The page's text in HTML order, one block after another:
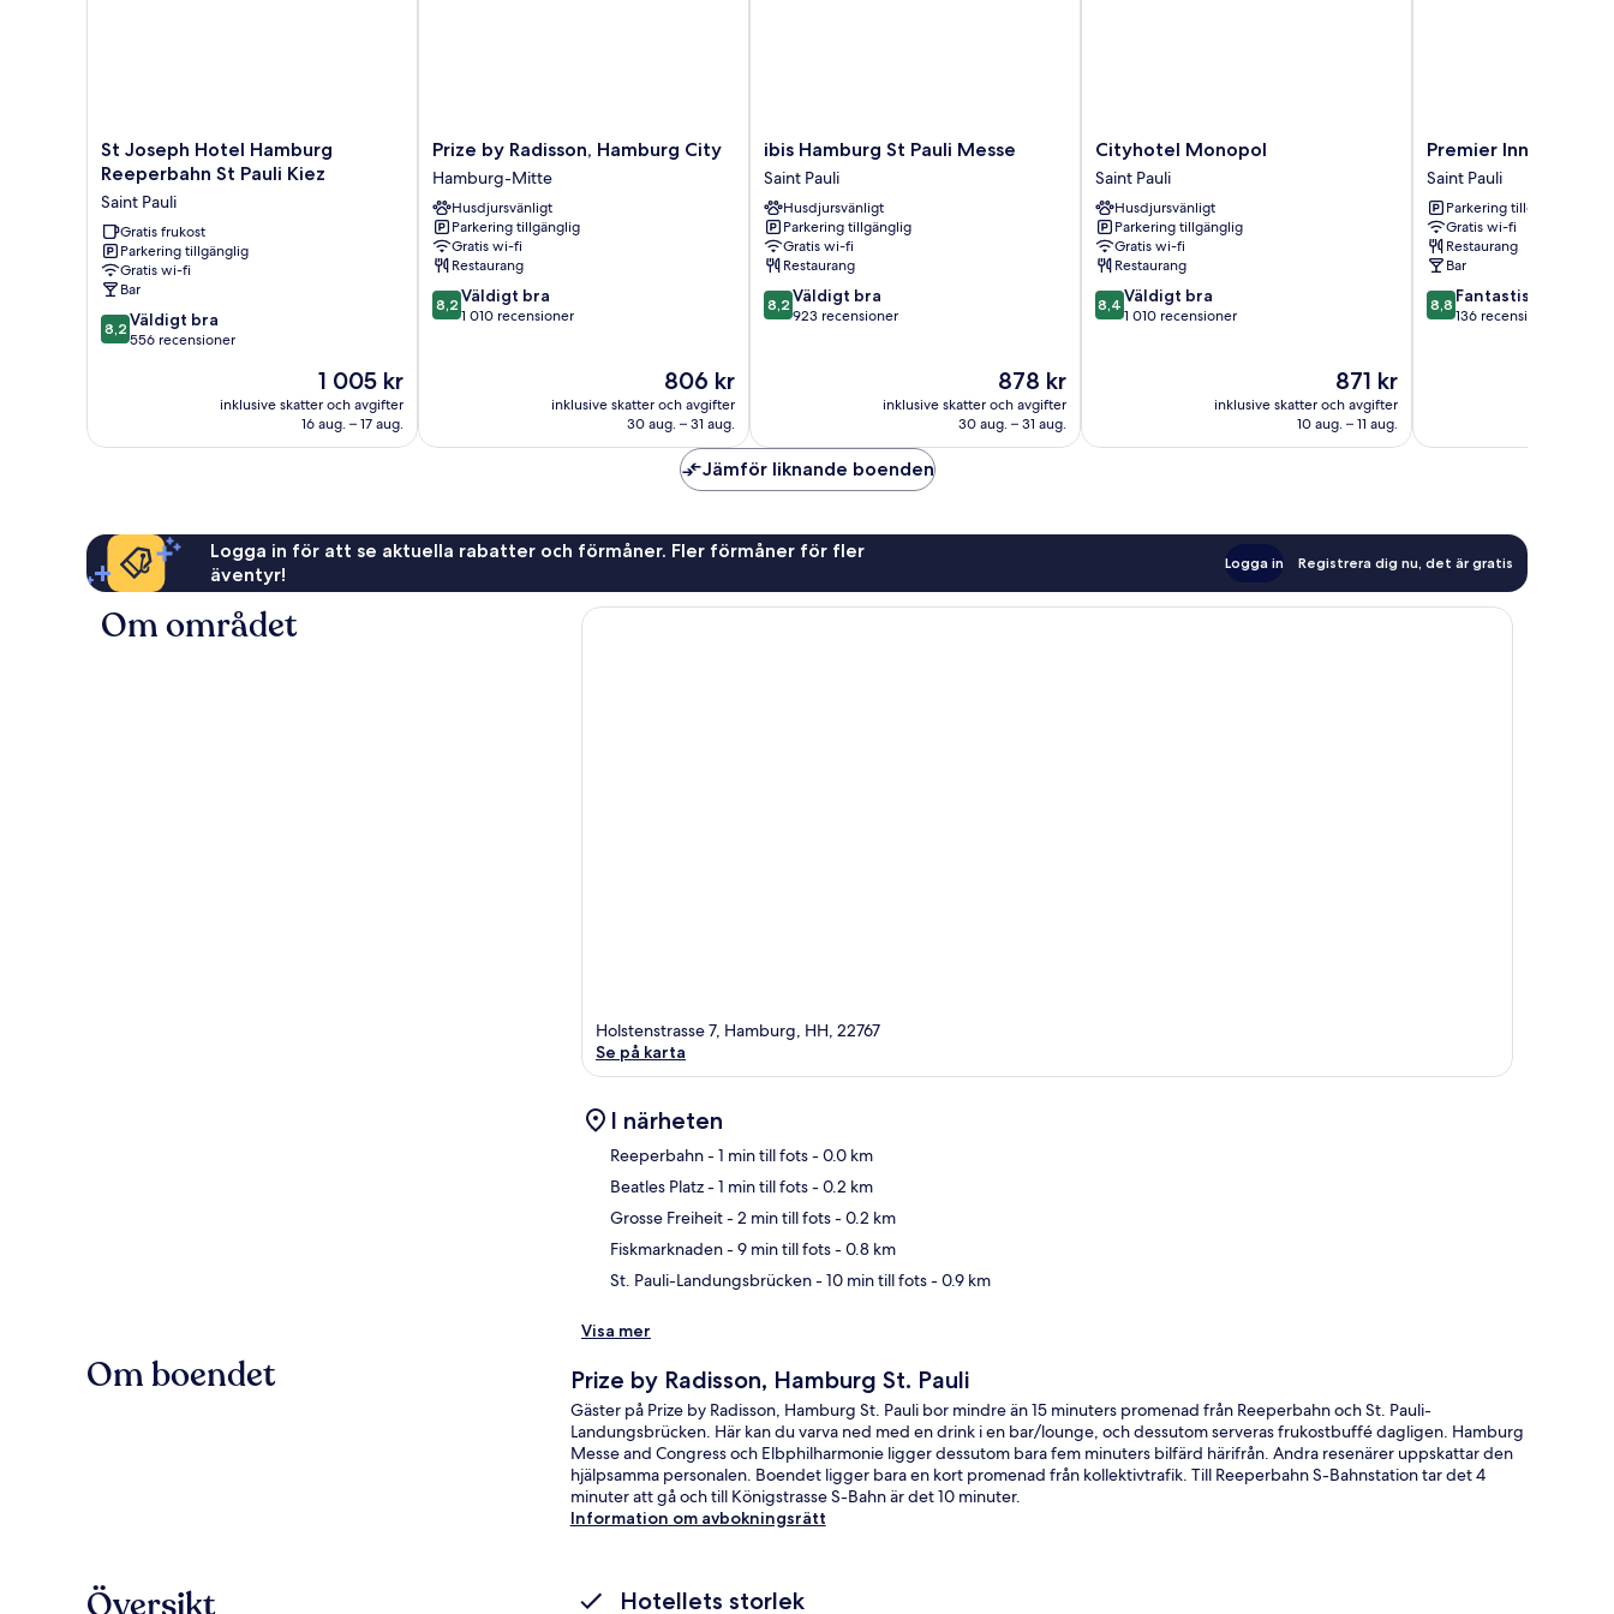
St
Joseph
Hotel
Hamburg
Reeperbahn
St
Pauli
Kiez
Saint
Pauli
St Joseph Hotel Hamburg
Reeperbahn St Pauli Kiez
Saint Pauli
Gratis frukost
Parkering tillgänglig
Gratis wi-fi
Bar
8.2
av
8,2 Väldigt bra
556 recensioner
Priset
1 005 kr
1 005 kr
inklusive skatter och avgifter
16 aug. – 17 aug.
Prize
by
Radisson,
Hamburg
City
Hamburg-
Mitte
Prize by Radisson, Hamburg City
Hamburg-Mitte
Husdjursvänligt
Parkering tillgänglig
Gratis wi-fi
Restaurang
8.2
av
1 010 recensioner
8,2 Väldigt bra
1 010 recensioner
Priset
är
806 kr
806 kr
inklusive skatter och avgifter
30 aug. – 31 aug.
ibis
Hamburg
St
Pauli
Messe
Saint
Pauli
ibis Hamburg St Pauli Messe
Saint Pauli
Husdjursvänligt
Parkering tillgänglig
Gratis wi-fi
Restaurang
8.2
av
8,2 Väldigt bra
923 recensioner
Priset
är
878 kr
878 kr
inklusive skatter och avgifter
30 aug. – 31 aug.
Cityhotel
Monopol
Saint
Pauli
Cityhotel Monopol
Saint Pauli
Husdjursvänligt
Parkering tillgänglig
Gratis wi-fi
Restaurang
8.4
av
1 010 recensioner
8,4 Väldigt bra
1 010 recensioner
Priset
är
871 kr
871 kr
inklusive skatter och avgifter
10 aug. – 11 aug.
Premier
Inn
Hamburg
St.
Pauli
Saint
Pauli
Premier Inn
Saint Pauli
Parkering tillgänglig
Gratis wi-fi
Restaurang
Bar
8.8
av
8,8 Fantastiskt
136 recensioner
Jämför liknande boenden
Logga in för att se aktuella rabatter och förmåner. Fler förmåner för fler
äventyr!
Logga in Registrera dig nu, det är gratis
Om området
Holstenstrasse 7, Hamburg, HH, 22767
Se på karta
I närheten
Reeperbahn- 1 min till fots- 0.0 km
Beatles Platz- 1 min till fots- 0.2 km
Grosse Freiheit- 2 min till fots- 0.2 km
Fiskmarknaden- 9 min till fots- 0.8 km
St. Pauli-Landungsbrücken- 10 min till fots- 0.9 km
Visa mer
Om boendet Prize by Radisson, Hamburg St. Pauli
Gäster på Prize by Radisson, Hamburg St. Pauli bor mindre än 15 minuters promenad från Reeperbahn och St. Pauli-
Landungsbrücken. Här kan du varva ned med en drink i en bar/lounge, och dessutom serveras frukostbuffé dagligen. Hamburg
Messe and Congress och Elbphilharmonie ligger dessutom bara fem minuters bilfärd härifrån. Andra resenärer uppskattar den
hjälpsamma personalen. Boendet ligger bara en kort promenad från kollektivtrafik. Till Reeperbahn S-Bahnstation tar det 4
minuter att gå och till Königstrasse S-Bahn är det 10 minuter.
Information om avbokningsrätt
Hotellets storlek